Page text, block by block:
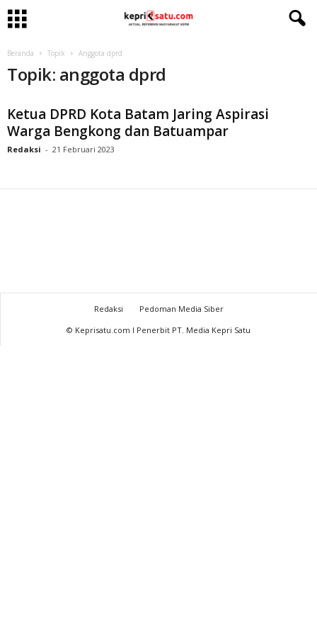
Beranda Topik Anggota dprd
Topik: anggota dprd
Ketua DPRD Kota Batam Jaring Aspirasi
Warga Bengkong dan Batuampar
Redaksi - 21 Februari 2023
Redaksi
Pedoman Media Siber
© Keprisatu.com I Penerbit PT. Media Kepri Satu